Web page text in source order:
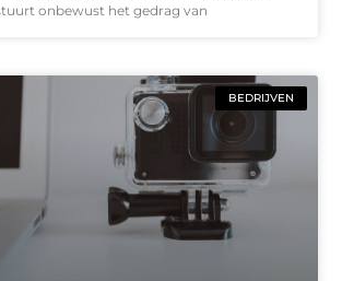
onbewust het gedrag van
BEDRIJVEN